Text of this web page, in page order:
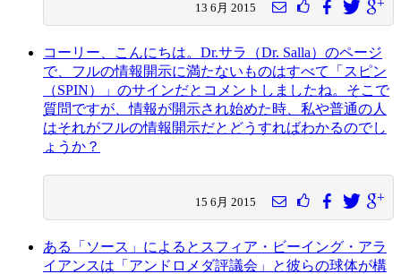
13 6月 2015
コーリー、こんにちは。Dr.サラ（Dr. Salla）のページ
で、フルの情報開示に満たないものはすべて「スピン
（SPIN）」のサインだとコメントしましたね。そこで
質問ですが、情報が開示され始めた時、私や普通の人
はそれがフルの情報開示だとどうすればわかるのでし
ょうか？
15 6月 2015
ある「ソース」によるとスフィア・ビーイング・アラ
イアンスは「アンドロメダ評議会」と彼らの球体が構